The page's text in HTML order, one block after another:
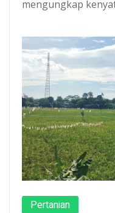
mengungkap
Pertanian